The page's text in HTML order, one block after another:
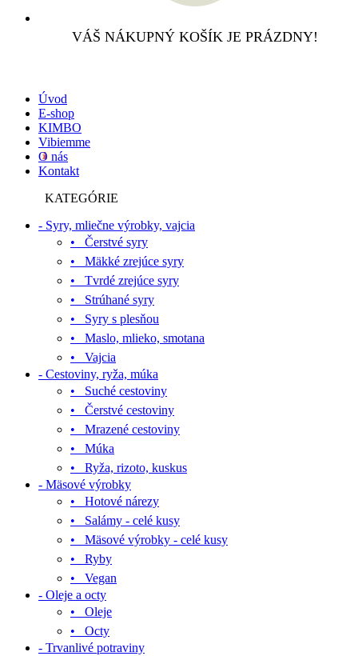
VÁŠ NÁKUPNÝ KOŠÍK JE PRÁZDNY!
Úvod
E-shop
KIMBO
Vibiemme
O nás
Kontakt
KATEGÓRIE
- Syry, mliečne výrobky, vajcia
• Čerstvé syry
• Mäkké zrejúce syry
• Tvrdé zrejúce syry
• Strúhané syry
• Syry s plesňou
• Maslo, mlieko, smotana
• Vajcia
- Cestoviny, ryža, múka
• Suché cestoviny
• Čerstvé cestoviny
• Mrazené cestoviny
• Múka
• Ryža, rizoto, kuskus
- Mäsové výrobky
• Hotové nárezy
• Salámy - celé kusy
• Mäsové výrobky - celé kusy
• Ryby
• Vegan
- Oleje a octy
• Oleje
• Octy
- Trvanlivé potraviny